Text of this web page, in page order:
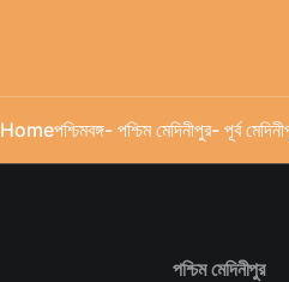
Homeপশ্চিমবঙ্গ- পশ্চিম মেদিনীপুর- পূর্ব
পশ্চিম মেদিনীপুর